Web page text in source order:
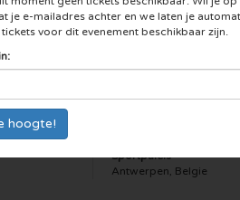
je e-mailadres achter en we laten je
voor dit evenement beschikbaar zijn.
Sportpaleis
Antwerpen, Belgie